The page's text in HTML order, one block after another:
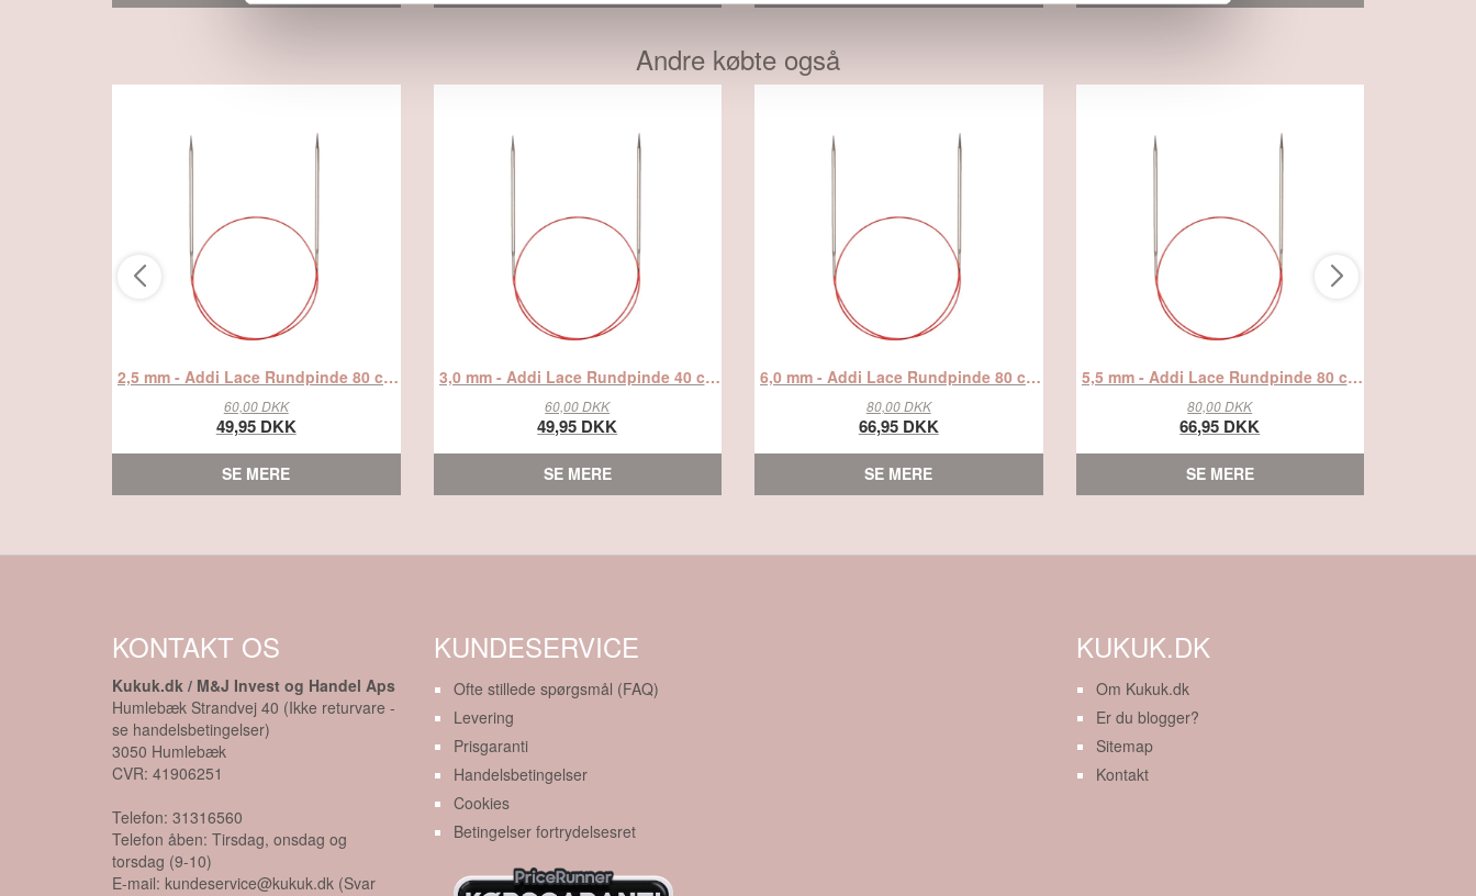
Andre købte også
2,5 mm - Addi Lace Rundpinde 80 cm, fra Addi
60,00 DKK
49,95 DKK
SE MERE
3,0 mm - Addi Lace Rundpinde 40 cm, fra Addi
60,00 DKK
49,95 DKK
SE MERE
6,0 mm - Addi Lace Rundpinde 80 cm, fra Addi
80,00 DKK
66,95 DKK
SE MERE
5,5 mm - Addi Lace Rundpinde 80 cm, fra Addi
80,00 DKK
66,95 DKK
SE MERE
KONTAKT OS
Kukuk.dk / M&J Invest og Handel Aps
Humlebæk Strandvej 40 (Ikke returvare -
se handelsbetingelser)
3050 Humlebæk
CVR: 41906251
Telefon: 31316560
Telefon åben: Tirsdag, onsdag og
torsdag (9-10)
E-mail: kundeservice@kukuk.dk (Svar
KUNDESERVICE
Ofte stillede spørgsmål (FAQ)
Levering
Prisgaranti
Handelsbetingelser
Cookies
Betingelser fortrydelsesret
KUKUK.DK
Om Kukuk.dk
Er du blogger?
Sitemap
Kontakt